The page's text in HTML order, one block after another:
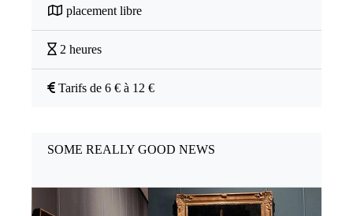
placement libre
2 heures
Tarifs de 6 € à 12 €
SOME REALLY GOOD NEWS